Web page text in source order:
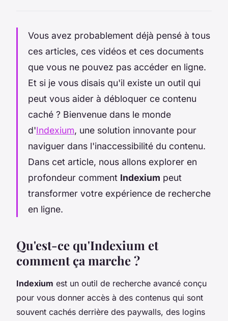
Vous avez probablement déjà pensé à tous
ces articles, ces vidéos et ces documents
que vous ne pouvez pas accéder en ligne.
Et si je vous disais qu'il existe un outil qui
peut vous aider à débloquer ce contenu
caché ? Bienvenue dans le monde
d'Indexium, une solution innovante pour
naviguer dans l'inaccessibilité du contenu.
Dans cet article, nous allons explorer en
profondeur comment Indexium peut
transformer votre expérience de recherche
en ligne.
Qu'est-ce qu'Indexium et
comment ça marche ?
Indexium est un outil de recherche avancé conçu
pour vous donner accès à des contenus qui sont
souvent cachés derrière des paywalls, des logins